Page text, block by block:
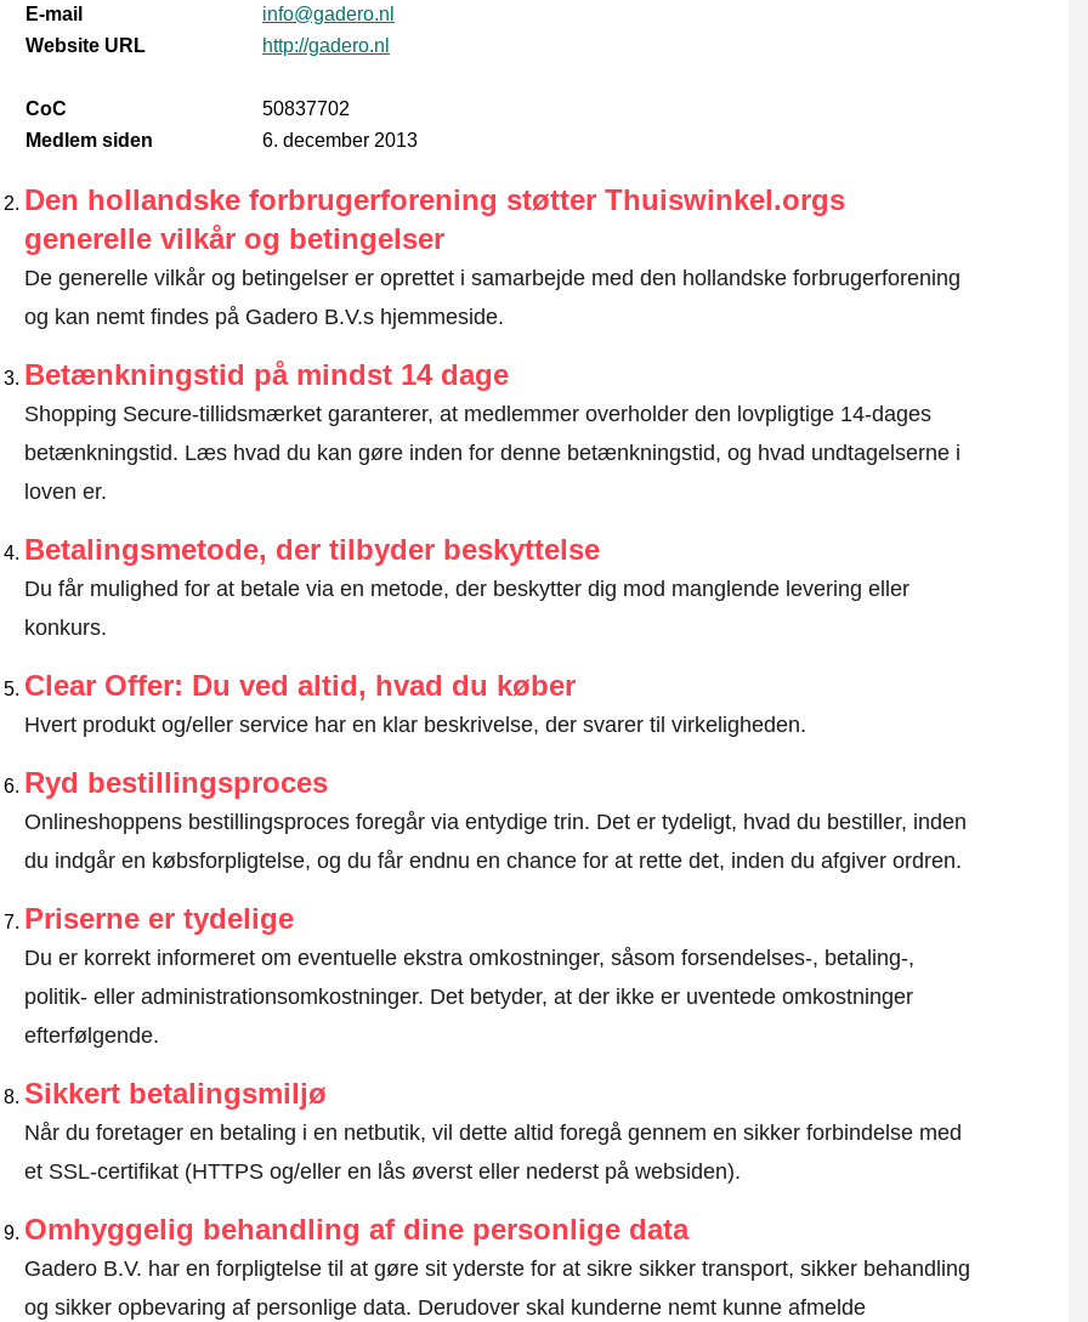
E-mail
info@gadero.nl
Website URL
http://gadero.nl
CoC
50837702
Medlem siden
6. december 2013
Den hollandske forbrugerforening støtter Thuiswinkel.orgs
generelle vilkår og betingelser
De generelle vilkår og betingelser er oprettet i samarbejde med den hollandske forbrugerforening
og kan nemt findes på Gadero B.V.s hjemmeside.
Betænkningstid på mindst 14 dage
Shopping Secure-tillidsmærket garanterer, at medlemmer overholder den lovpligtige 14-dages
betænkningstid. Læs hvad du kan gøre inden for denne betænkningstid, og hvad undtagelserne i
loven er.
Betalingsmetode, der tilbyder beskyttelse
Du får mulighed for at betale via en metode, der beskytter dig mod manglende levering eller
konkurs.
Clear Offer: Du ved altid, hvad du køber
Hvert produkt og/eller service har en klar beskrivelse, der svarer til virkeligheden.
Ryd bestillingsproces
Onlineshoppens bestillingsproces foregår via entydige trin. Det er tydeligt, hvad du bestiller, inden
du indgår en købsforpligtelse, og du får endnu en chance for at rette det, inden du afgiver ordren.
Priserne er tydelige
Du er korrekt informeret om eventuelle ekstra omkostninger, såsom forsendelses-, betaling-,
politik- eller administrationsomkostninger. Det betyder, at der ikke er uventede omkostninger
efterfølgende.
Sikkert betalingsmiljø
Når du foretager en betaling i en netbutik, vil dette altid foregå gennem en sikker forbindelse med
et SSL-certifikat (HTTPS og/eller en lås øverst eller nederst på websiden).
Omhyggelig behandling af dine personlige data
Gadero B.V. har en forpligtelse til at gøre sit yderste for at sikre sikker transport, sikker behandling
og sikker opbevaring af personlige data. Derudover skal kunderne nemt kunne afmelde